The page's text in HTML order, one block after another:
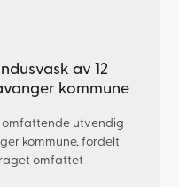
av 12
kommune
omfattende utvendig
kommune, fordelt
omfattet